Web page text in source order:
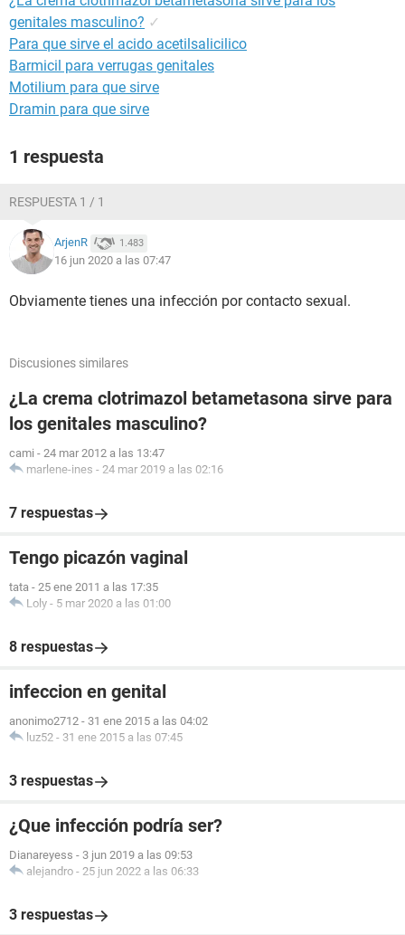
genitales masculino? ✓
Para que sirve el acido acetilsalicilico
Barmicil para verrugas genitales
Motilium para que sirve
Dramin para que sirve
1 respuesta
RESPUESTA 1 / 1
ArjenR 1.483
16 jun 2020 a las 07:47
Obviamente tienes una infección por contacto sexual.
Discusiones similares
¿La crema clotrimazol betametasona sirve para
los genitales masculino?
cami - 24 mar 2012 a las 13:47
marlene-ines - 24 mar 2019 a las 02:16
7 respuestas
Tengo picazón vaginal
tata - 25 ene 2011 a las 17:35
Loly - 5 mar 2020 a las 01:00
8 respuestas
infeccion en genital
anonimo2712 - 31 ene 2015 a las 04:02
luz52 - 31 ene 2015 a las 07:45
3 respuestas
¿Que infección podría ser?
Dianareyess - 3 jun 2019 a las 09:53
alejandro - 25 jun 2022 a las 06:33
3 respuestas